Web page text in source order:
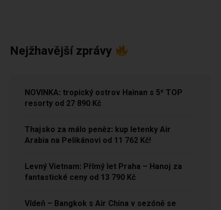
Nejžhavější zprávy
NOVINKA: tropický ostrov Hainan s 5* TOP
resorty od 27 890 Kč
Thajsko za málo peněz: kup letenky Air
Arabia na Pelikánovi od 11 762 Kč!
Levný Vietnam: Přímý let Praha – Hanoj za
fantastické ceny od 13 790 Kč
Vídeň – Bangkok s Air China v sezóně se